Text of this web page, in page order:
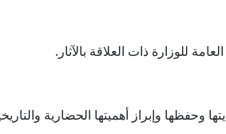
للوزارة ذات العلاقة بالآثار.
وحفظها وإبراز أهميتها الحضارية